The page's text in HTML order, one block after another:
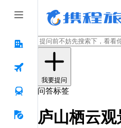
我要提问
问答标签
庐山栖云